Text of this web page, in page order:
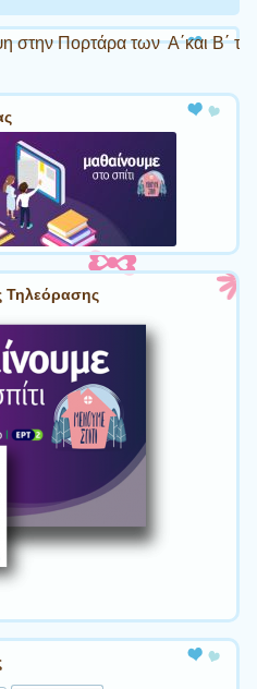
στην Πορτάρα των Α΄και Β΄
Τηλεόρασης